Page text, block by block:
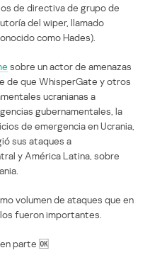
de directiva de grupo de
del wiper, llamado
como Hades).
sobre un actor de amenazas
de que WhisperGate y otros
ucranianas a
gubernamentales, la
de emergencia en Ucrania,
sus ataques a
y América Latina, sobre
volumen de ataques que en
fueron importantes.
parte 🆗